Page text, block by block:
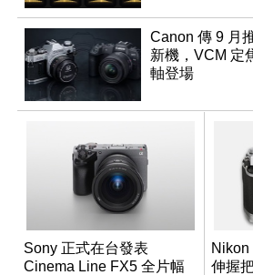
Canon 傳 9 月
新機，VCM 定
軸登場
Sony 正式在台發表
Cinema Line FX5 全片幅
Nikon
伸握